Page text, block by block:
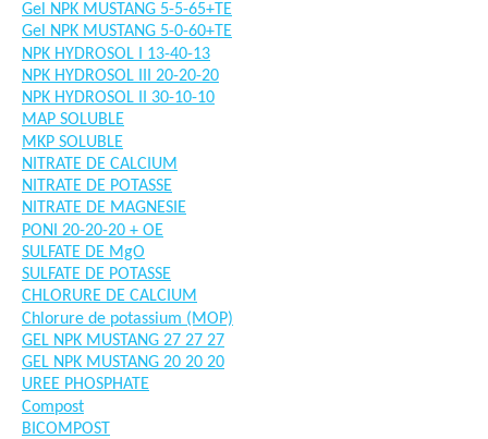
Gel NPK MUSTANG 5-5-65+TE
Gel NPK MUSTANG 5-0-60+TE
NPK HYDROSOL I 13-40-13
NPK HYDROSOL III 20-20-20
NPK HYDROSOL II 30-10-10
MAP SOLUBLE
MKP SOLUBLE
NITRATE DE CALCIUM
NITRATE DE POTASSE
NITRATE DE MAGNESIE
PONI 20-20-20 + OE
SULFATE DE MgO
SULFATE DE POTASSE
CHLORURE DE CALCIUM
Chlorure de potassium (MOP)
GEL NPK MUSTANG 27 27 27
GEL NPK MUSTANG 20 20 20
UREE PHOSPHATE
Compost
BICOMPOST